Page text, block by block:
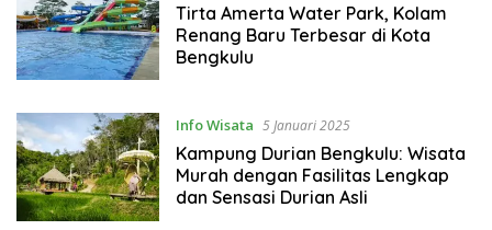
Tirta Amerta Water Park, Kolam
Renang Baru Terbesar di Kota
Bengkulu
Info Wisata 5 Januari 2025
Kampung Durian Bengkulu: Wisata
Murah dengan Fasilitas Lengkap
dan Sensasi Durian Asli